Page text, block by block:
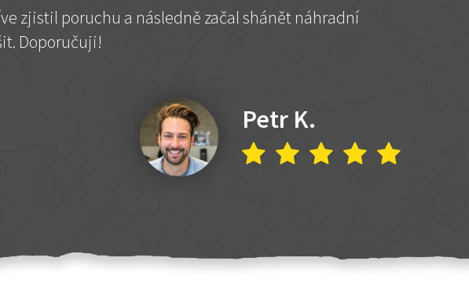
zjistil poruchu a následně začal shánět náhradní
Doporučuji!
Petr K.